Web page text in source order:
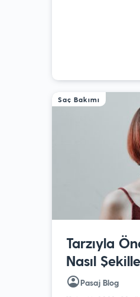
Saç Bakımı
Tarzıyla
Nasıl
Pasaj Blog